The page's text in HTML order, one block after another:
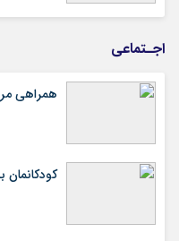
اجـتماعی
همراهی
کودکانمان